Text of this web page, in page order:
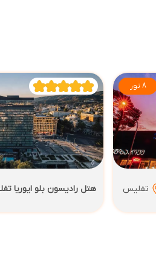
8 تور
تفلیس هتل رادیسون بلو ایوریا